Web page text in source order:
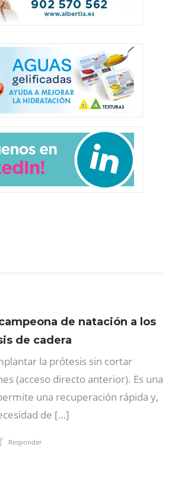
de natación a los
de cadera
la prótesis sin cortar
(acceso directo anterior). Es una
una recuperación rápida y,
de […]
Responder